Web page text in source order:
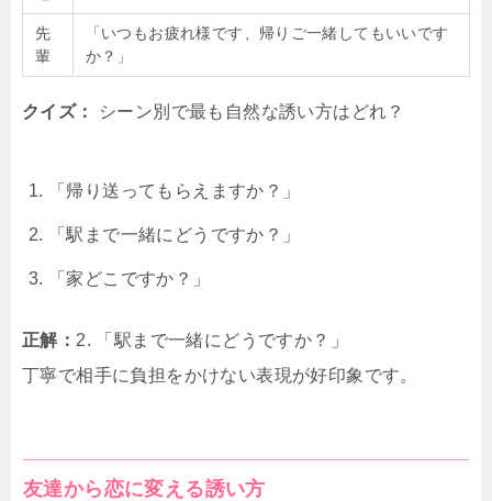
先
輩
「いつもお疲れ様です、帰りご一緒してもいいです
か？」
クイズ： シーン別で最も自然な誘い方はどれ？
「帰り送ってもらえますか？」
「駅まで一緒にどうですか？」
「家どこですか？」
正解： 2. 「駅まで一緒にどうですか？」
丁寧で相手に負担をかけない表現が好印象です。
友達から恋に変える誘い方